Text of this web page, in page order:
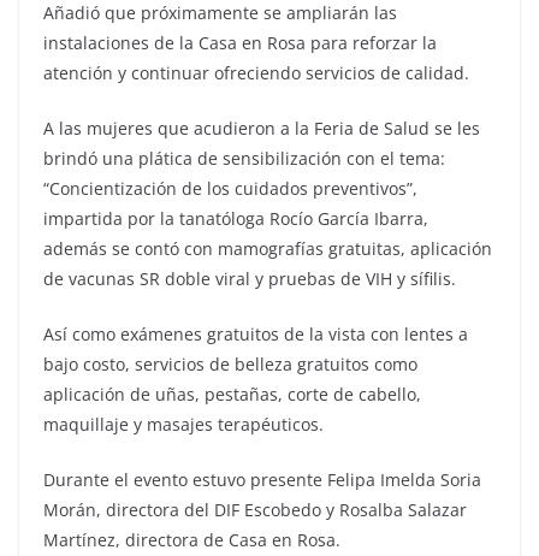
Añadió que próximamente se ampliarán las
instalaciones de la Casa en Rosa para reforzar la
atención y continuar ofreciendo servicios de calidad.
A las mujeres que acudieron a la Feria de Salud se les
brindó una plática de sensibilización con el tema:
“Concientización de los cuidados preventivos”,
impartida por la tanatóloga Rocío García Ibarra,
además se contó con mamografías gratuitas, aplicación
de vacunas SR doble viral y pruebas de VIH y sífilis.
Así como exámenes gratuitos de la vista con lentes a
bajo costo, servicios de belleza gratuitos como
aplicación de uñas, pestañas, corte de cabello,
maquillaje y masajes terapéuticos.
Durante el evento estuvo presente Felipa Imelda Soria
Morán, directora del DIF Escobedo y Rosalba Salazar
Martínez, directora de Casa en Rosa.